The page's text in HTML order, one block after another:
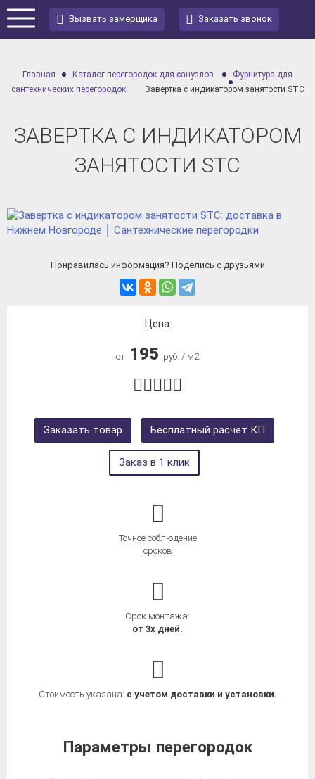
Вызвать замерщика Заказать звонок
Главная Каталог перегородок для санузлов
Фурнитура для
сантехнических перегородок
Завертка с индикатором занятости STC
ЗАВЕРТКА С ИНДИКАТОРОМ
ЗАНЯТОСТИ STC
Понравилась информация? Поделись с друзьями
Цена:
от 195 руб. / м2
Заказать товар Бесплатный расчет КП
Заказ в 1 клик
Точное соблюдение
сроков
Срок монтажа:
от 3х дней.
Стоимость указана: с учетом доставки и установки.
Параметры перегородок